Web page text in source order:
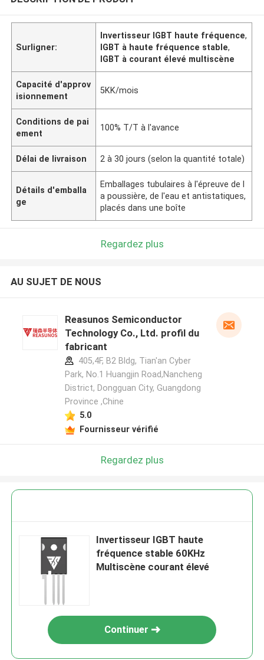
Surligner:
Invertisseur IGBT haute fréquence,
IGBT à haute fréquence stable,
IGBT à courant élevé multiscène
Capacité d'approv
isionnement
5KK/mois
Conditions de pai
ement
100% T/T à l'avance
Délai de livraison 2 à 30 jours (selon la quantité totale)
Détails d'emballa
ge
Emballages tubulaires à l'épreuve de l
a poussière, de l'eau et antistatiques,
placés dans une boîte
Regardez plus
AU SUJET DE NOUS
Reasunos Semiconductor
Technology Co., Ltd. profil du
fabricant
405,4F, B2 Bldg, Tian'an Cyber
Park, No.1 Huangjin Road,Nancheng
District, Dongguan City, Guangdong
Province ,Chine
5.0
Fournisseur vérifié
Regardez plus
Invertisseur IGBT haute
fréquence stable 60KHz
Multiscène courant élevé
Continuer